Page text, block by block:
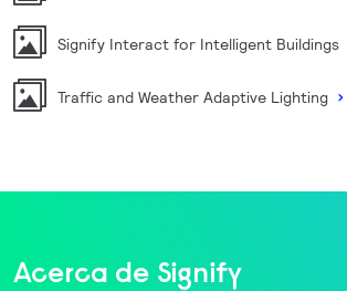
Signify Interact for Intelligent Buildings
Traffic and Weather Adaptive Lighting
Acerca de Signify